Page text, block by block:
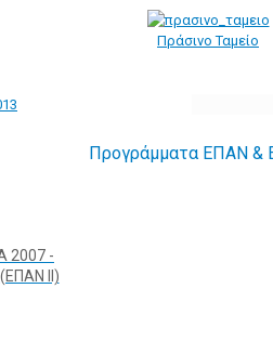
Πράσινο Ταμείο
Προγράμματα ΕΠΑΝ &
2007 -
ΙΙ)